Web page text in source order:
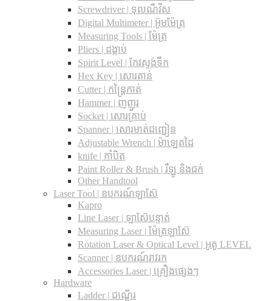
Screwdriver | ទុលណឺវីស
Digital Multimeter | អ៊ូមម៉ែត្រ
Measuring Tools | ម៉ែត្រ
Pliers | ដង្កាប់
Spirit Level | កែវស្ទង់ទឹក
Hex Key | សោរតាន់
Cutter | កន្រ្តៃកាត់
Hammer | ញញួរ
Socket | សោរគ្រាប់
Spanner |​ សោរមាត់ជញ្ជៀន
Adjustable Wrench |​ ម៉ាឡេតដៃ
knife | កាំបិត
Paint Roller & Brush | រឺឡូ និងជក់
Other Handtool
Laser Tool | ឧបករណ៍ឡាស៊ែ
Kapro
Line Laser | ឡាស៊ែបន្ទាត់
Measuring Laser | ម៉ែត្រឡាស៊ែ
Rotation Laser & Optical Level | អូតូ LEVEL
Scanner | ឧបករណ៍រាវរក
Accessories Laser | គ្រឿងផ្សេងៗ
Hardware
Ladder | ជណ្តើរ